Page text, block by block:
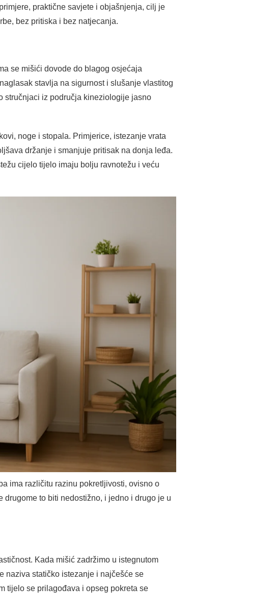
praktične savjete i objašnjenja, cilj je
bez pritiska i bez natjecanja.
se mišići dovode do blagog osjećaja
stavlja na sigurnost i slušanje vlastitog
stručnjaci iz područja kineziologije jasno
noge i stopala. Primjerice, istezanje vrata
držanje i smanjuje pritisak na donja leđa.
cijelo tijelo imaju bolju ravnotežu i veću
ima različitu razinu pokretljivosti, ovisno o
to biti nedostižno, i jedno i drugo je u
Kada mišić zadržimo u istegnutom
naziva statičko istezanje i najčešće se
tijelo se prilagođava i opseg pokreta se